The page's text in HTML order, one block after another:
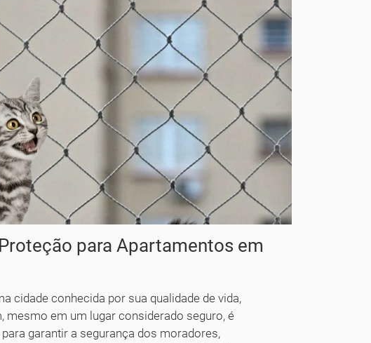
para Apartamentos em
cidade conhecida por sua qualidade de vida,
mesmo em um lugar considerado seguro, é
garantir a segurança dos moradores,